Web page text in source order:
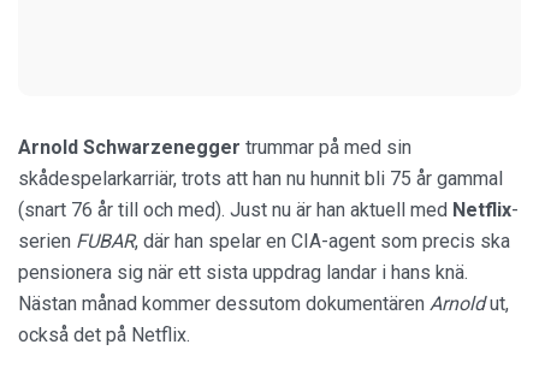
Arnold Schwarzenegger trummar på med sin
skådespelarkarriär, trots att han nu hunnit bli 75 år gammal
(snart 76 år till och med). Just nu är han aktuell med Netflix-
serien FUBAR, där han spelar en CIA-agent som precis ska
pensionera sig när ett sista uppdrag landar i hans knä.
Nästan månad kommer dessutom dokumentären Arnoldut,
också det på Netflix.